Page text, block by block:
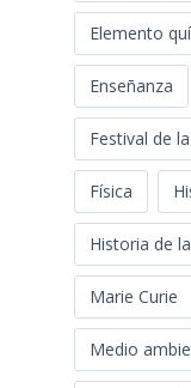
Elemento
Enseñanza
Festival de
Física
Historia de
Marie Curie
Medio